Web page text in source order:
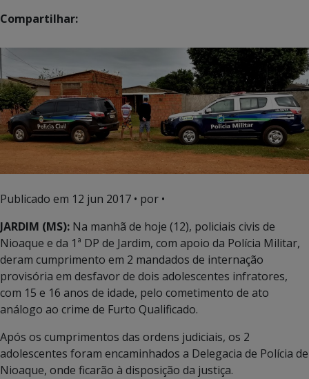
Compartilhar:
Publicado em 12 jun 2017 • por •
JARDIM (MS): Na manhã de hoje (12), policiais civis de
Nioaque e da 1ª DP de Jardim, com apoio da Polícia Militar,
deram cumprimento em 2 mandados de internação
provisória em desfavor de dois adolescentes infratores,
com 15 e 16 anos de idade, pelo cometimento de ato
análogo ao crime de Furto Qualificado.
Após os cumprimentos das ordens judiciais, os 2
adolescentes foram encaminhados a Delegacia de Polícia de
Nioaque, onde ficarão à disposição da justiça.